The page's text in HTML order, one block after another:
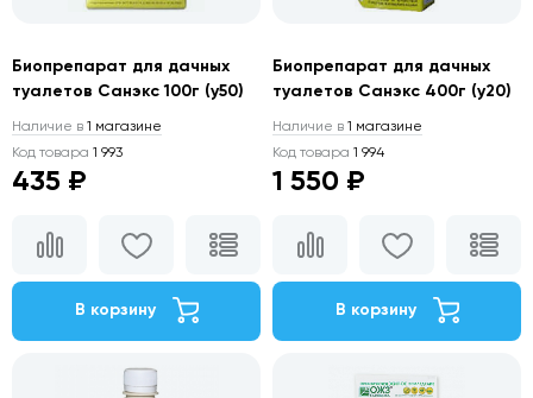
Биопрепарат для дачных
туалетов Санэкс 100г (у50)
Наличие в 1 магазине
Код товара 1 993
435 ₽
В корзину
Биопрепарат для дачных
туалетов Санэкс 400г (у20)
Наличие в 1 магазине
Код товара 1 994
1 550 ₽
В корзину